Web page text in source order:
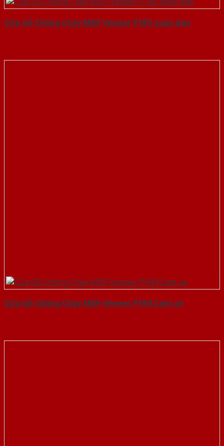
Cửa Gỗ Chống Cháy MDF Veneer P1R5 xoan dao
Cửa Gỗ Chống Cháy MDF Veneer P1R4 Cam xe